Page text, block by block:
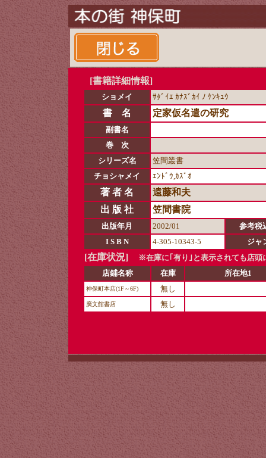
[書籍詳細情報]
ショメイ ｻﾀﾞｲｴ ｶﾅｽﾞｶｲ ﾉ ｹﾝｷｭｳ
書 名 定家仮名遣の研究
副書名
巻 次
シリーズ名
笠間叢書
チョシャメイ
ｴﾝﾄﾞｳ,ｶｽﾞｵ
著 者 名
遠藤和夫
出 版 社
笠間書院
出版年月 2002/01
参考税
I S B N
4-305-10343-5 ジャ
[在庫状況]
※在庫に｢有り｣と表示されても店頭
店鋪名称
在庫 所在地1
神保町本店(1F～6F) 無し
廣文館書店 無し